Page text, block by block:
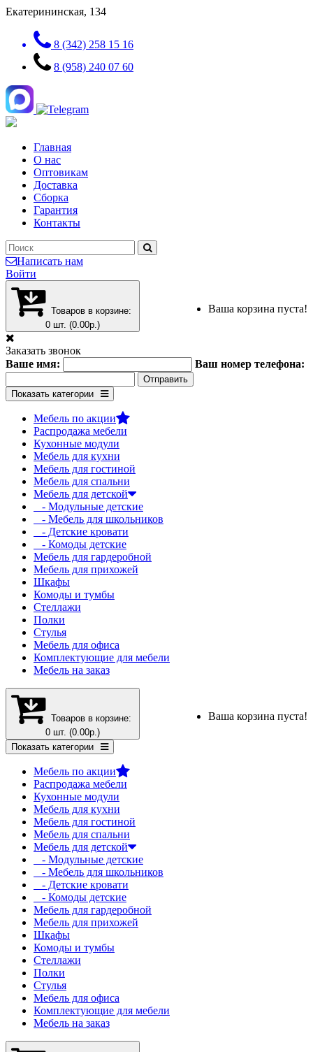
Екатерининская, 134
8 (342) 258 15 16
8 (958) 240 07 60
Главная
О нас
Оптовикам
Доставка
Сборка
Гарантия
Контакты
Написать нам
Войти
Товаров в корзине:
0 шт. (0.00р.)
Ваша корзина пуста!
Заказать звонок
Ваше имя:
Ваш номер телефона:
Показать категории
Мебель по акции
Распродажа мебели
Кухонные модули
Мебель для кухни
Мебель для гостиной
Мебель для спальни
Мебель для детской
- Модульные детские
- Мебель для школьников
- Детские кровати
- Комоды детские
Мебель для гардеробной
Мебель для прихожей
Шкафы
Комоды и тумбы
Стеллажи
Полки
Стулья
Мебель для офиса
Комплектующие для мебели
Мебель на заказ
Товаров в корзине:
0 шт. (0.00р.)
Ваша корзина пуста!
Показать категории
Мебель по акции
Распродажа мебели
Кухонные модули
Мебель для кухни
Мебель для гостиной
Мебель для спальни
Мебель для детской
- Модульные детские
- Мебель для школьников
- Детские кровати
- Комоды детские
Мебель для гардеробной
Мебель для прихожей
Шкафы
Комоды и тумбы
Стеллажи
Полки
Стулья
Мебель для офиса
Комплектующие для мебели
Мебель на заказ